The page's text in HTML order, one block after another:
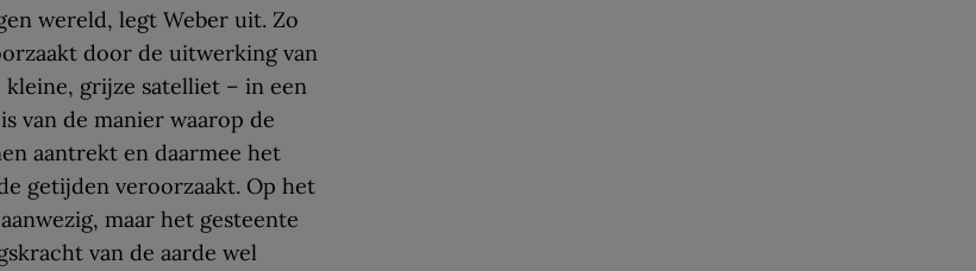
wereld, legt Weber uit. Zo
door de uitwerking van
grijze satelliet – in een
van de manier waarop de
aantrekt en daarmee het
getijden veroorzaakt. Op het
maar het gesteente
van de aarde wel